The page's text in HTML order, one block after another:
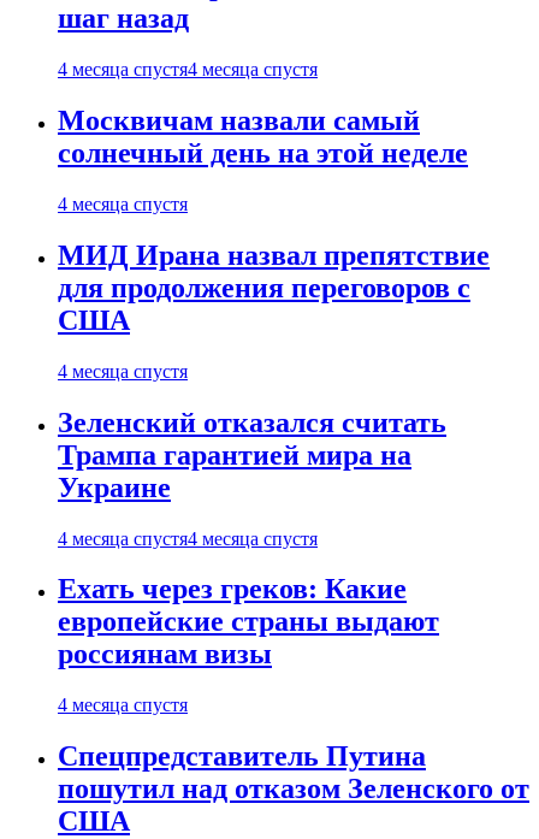
шаг назад
4 месяца спустя4 месяца спустя
Москвичам назвали самый
солнечный день на этой неделе
4 месяца спустя
МИД Ирана назвал препятствие
для продолжения переговоров с
США
4 месяца спустя
Зеленский отказался считать
Трампа гарантией мира на
Украине
4 месяца спустя4 месяца спустя
Ехать через греков: Какие
европейские страны выдают
россиянам визы
4 месяца спустя
Спецпредставитель Путина
пошутил над отказом Зеленского от
США